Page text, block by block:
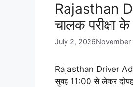
Rajasthan
चालक परीक्षा
July 2, 2026November
Rajasthan Driver
सुबह 11:00 से लेकर